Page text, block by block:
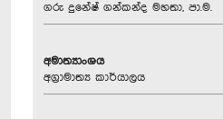
ගරු දුනේෂ් ගන්කන්ද මහතා, පා.ම.
අමාත්‍යාංශය
අග්‍රාමාත්‍ය කාර්යාලය